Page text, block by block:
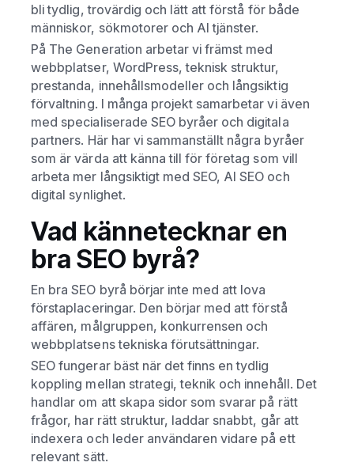
bli tydlig, trovärdig och lätt att förstå för både
människor, sökmotorer och AI tjänster.
På The Generation arbetar vi främst med
webbplatser, WordPress, teknisk struktur,
prestanda, innehållsmodeller och långsiktig
förvaltning. I många projekt samarbetar vi även
med specialiserade SEO byråer och digitala
partners. Här har vi sammanställt några byråer
som är värda att känna till för företag som vill
arbeta mer långsiktigt med SEO, AI SEO och
digital synlighet.
Vad kännetecknar en
bra SEO byrå?
En bra SEO byrå börjar inte med att lova
förstaplaceringar. Den börjar med att förstå
affären, målgruppen, konkurrensen och
webbplatsens tekniska förutsättningar.
SEO fungerar bäst när det finns en tydlig
koppling mellan strategi, teknik och innehåll. Det
handlar om att skapa sidor som svarar på rätt
frågor, har rätt struktur, laddar snabbt, går att
indexera och leder användaren vidare på ett
relevant sätt.